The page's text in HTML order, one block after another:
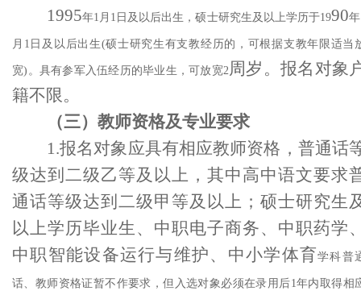
1995年1月1日及以后出生，硕士研究生及以上学历于1990年
月1日及以后出生(硕士研究生有支教经历的，可根据支教年限适当
宽)。具有参军入伍经历的毕业生，可放宽2周岁。报名对象
籍不限。
（三）教师资格及专业要求
1.报名对象应具有相应教师资格 ， 普通话
级达到二级乙等及以上，其中高中语文要求
通话等级达到二级甲等及以上 ； 硕士研究生
以上学历毕业生、 中职电子商务、中职药学
中职智能设备运行与维护、 中小学体育学科普
话、教师资格证暂不作要求，但入选对象必须在录用后1年内取得相